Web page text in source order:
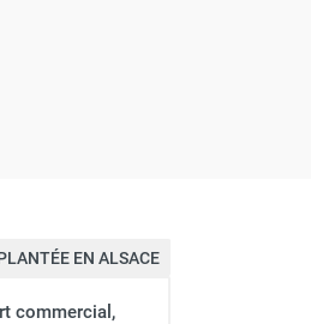
EN ALSACE
commercial,